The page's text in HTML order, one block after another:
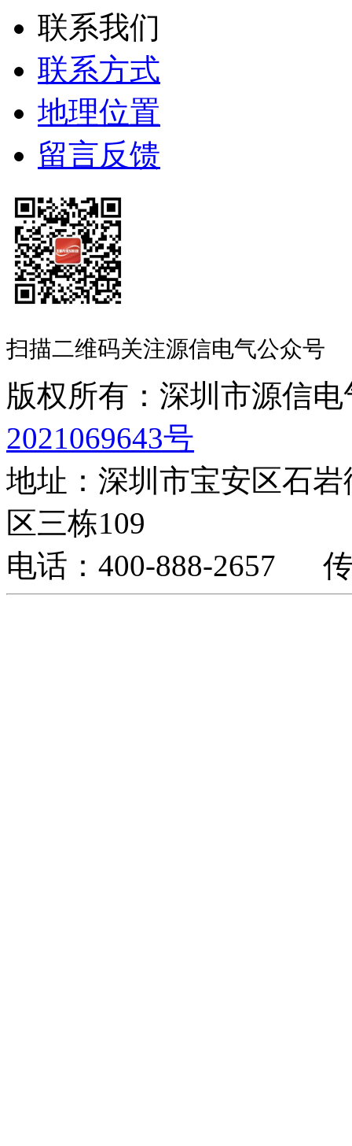
联系我们
联系方式
地理位置
留言反馈
扫描二维码关注源信电气公众号
版权所有：深圳市源
2021069643号
地址：深圳市宝安区石
区三栋109
电话：400-888-2657 传